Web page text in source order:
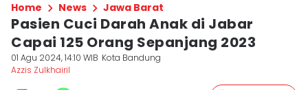
Home News Jawa Barat
Pasien Cuci Darah Anak di Jabar
Capai 125 Orang Sepanjang 2023
01 Agu 2024, 14:10 WIB Kota Bandung
Azzis Zulkhairil